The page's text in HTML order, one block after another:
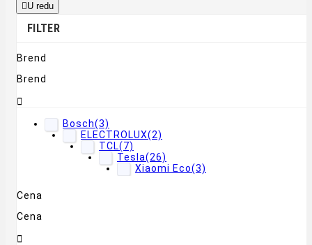
 U redu
FILTER
Brend
Brend

Bosch(3)
ELECTROLUX(2)
TCL(7)
Tesla(26)
Xiaomi Eco(3)
Cena
Cena
